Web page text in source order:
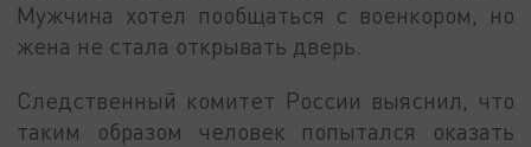
Мужчина хотел пообщаться с военкором, но
жена не стала открывать дверь.
Следственный комитет России выяснил, что
таким образом человек попытался оказать